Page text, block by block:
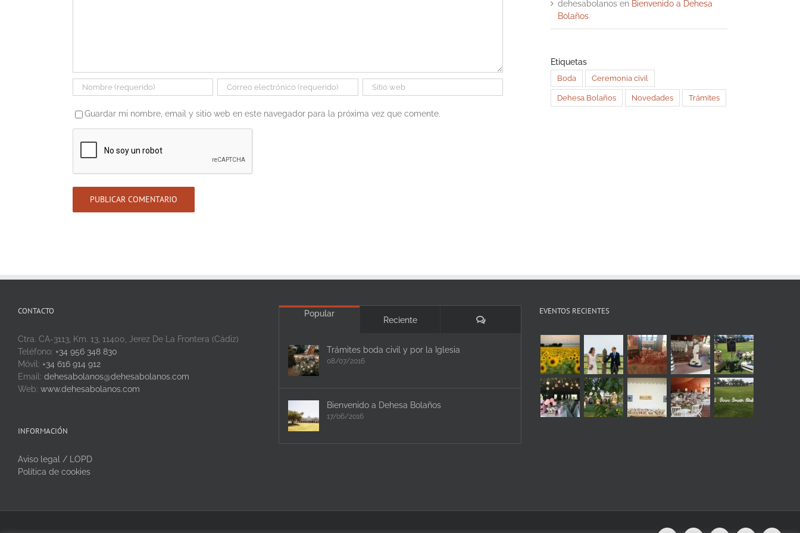
Guardar mi nombre, email y sitio web en este navegador para la próxima vez que comente.
dehesabolanos en Bienvenido a Dehesa
Bolaños
Etiquetas
Boda Ceremonia civil
Dehesa Bolaños Novedades Trámites
CONTACTO
Ctra. CA-3113, Km. 13, 11400, Jerez De La Frontera (Cádiz)
Teléfono: +34 956 348 830
Móvil: +34 616 914 912
Email: dehesabolanos@dehesabolanos.com
Web: www.dehesabolanos.com
INFORMACIÓN
Aviso legal / LOPD
Política de cookies
Popular
Reciente Comentarios
Trámites boda civil y por la Iglesia
08/07/2016
Bienvenido a Dehesa Bolaños
17/06/2016
EVENTOS RECIENTES